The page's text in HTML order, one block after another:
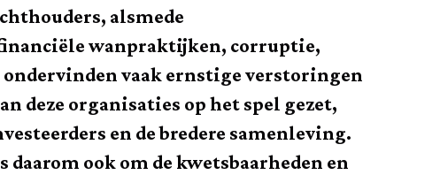
alsmede
wanpraktijken, corruptie,
vaak ernstige verstoringen
deze organisaties op het spel gezet,
en de bredere samenleving.
ook om de kwetsbaarheden en